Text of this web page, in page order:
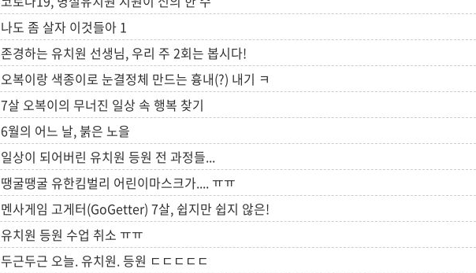
나도 좀 살자 이것들아 1
존경하는 유치원 선생님, 우리 주 2회는 봅시다!
오복이랑 색종이로 눈결정체 만드는 흉내(?) 내기 ㅋ
7살 오복이의 무너진 일상 속 행복 찾기
6월의 어느 날, 붉은 노을
일상이 되어버린 유치원 등원 전 과정들...
땡굴땡굴 유한킴벌리 어린이마스크가.... ㅠㅠ
멘사게임 고게터(GoGetter) 7살, 쉽지만 쉽지 않은!
유치원 등원 수업 취소 ㅠㅠ
두근두근 오늘. 유치원. 등원 ㄷㄷㄷㄷㄷ